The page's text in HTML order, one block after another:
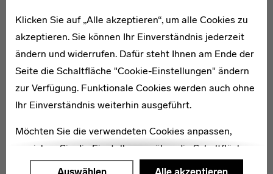
Klicken Sie auf „Alle akzeptieren“, um alle Cookies zu
akzeptieren. Sie können Ihr Einverständnis jederzeit
ändern und widerrufen. Dafür steht Ihnen am Ende der
Seite die Schaltfläche "Cookie-Einstellungen" ändern
zur Verfügung. Funktionale Cookies werden auch ohne
Ihr Einverständnis weiterhin ausgeführt.
Möchten Sie die verwendeten Cookies anpassen,
erreichen Sie die Einstellungen über die Schaltfläche
"Auswählen".
Ine Burchard
1907–1995
Benno Hausmann
1889–1919